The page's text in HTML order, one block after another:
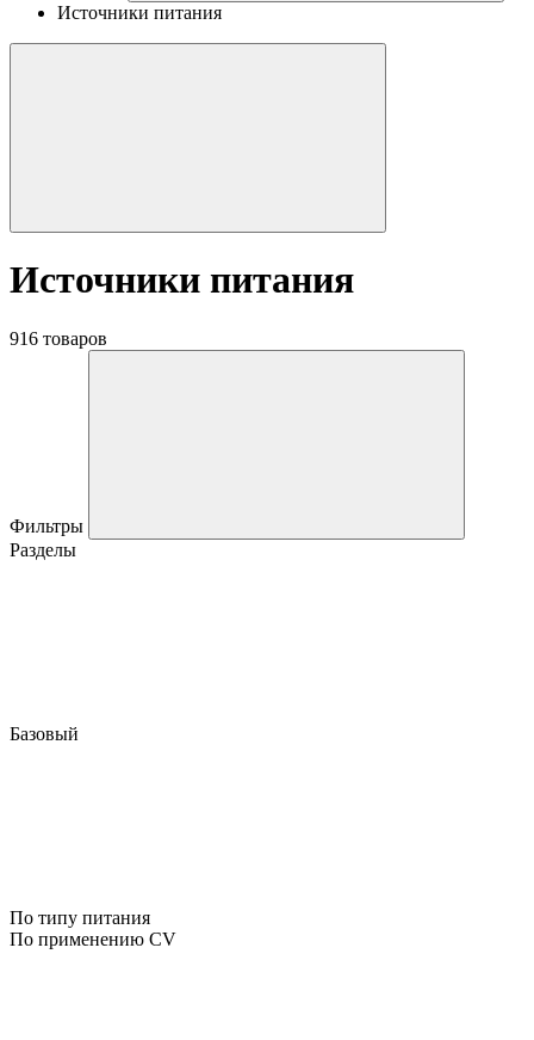
Источники питания
Источники питания
916 товаров
Фильтры
Разделы
Базовый
По типу питания
По применению CV